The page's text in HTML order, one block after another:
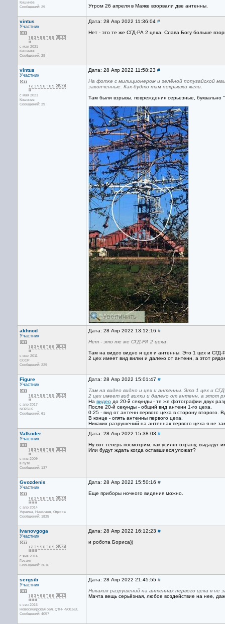
Кишинев
Сообщений: 29
Утром 26 апреля в Маяке взорвали две антенны.
vintus
Участник
с мая 2021
Кишинев
Сообщений: 29
Дата: 28 Апр 2022 11:36:04 #
Нет - это те же СГД-РА 2 цеха. Слава Богу больше
vintus
Участник
с мая 2021
Кишинев
Сообщений: 29
Дата: 28 Апр 2022 11:58:23 #
На фотке с милиционером и зелёной попугайской
закопченные. Как-будто там покрышки жгли.
Там были взрывы, повреждения серьезные, буквально
akhnod
Участник
с июл 2011
CCCP
Сообщений: 229
Дата: 28 Апр 2022 13:12:16 #
Нет - это те же СГД-РА 2 цеха
Там на видео видно и цех и антенны. Это 1 цех и СГД-
2 цех имеет вид вилки и далеко от антенн, а этот
Figure
Участник
с апр 2017
NO26LK
Сообщений: 61
Дата: 28 Апр 2022 15:01:47 #
Там на видео видно и цех и антенны. Это 1 цех и
2 цех имеет вид вилки и далеко от антенн, а этот
На видео до 20-й секунды - те же фотографии двух
После 20-й секунды - общий вид антенн 1-го цеха.
0:25 - вид от антенн первого цеха в сторону
В конце - опять антенны первого цеха.
Никаких разрушений на антеннах первого цеха я не
Valkoder
Участник
с янв 2009
в пути
Сообщений: 137
Дата: 28 Апр 2022 15:38:03 #
Ну вот теперь посмотрим, как усилят охрану, выдадут
Или будут ждать когда оставшиеся уложат?
Gvozdenis
Участник
с апр 2014
Украина, Николаев, Одесса
Сообщений: 1825
Дата: 28 Апр 2022 15:50:16 #
Еще приборы ночного видения можно.
ivanovgoga
Участник
с янв 2014
Грузия
Сообщений: 3616
Дата: 28 Апр 2022 16:12:23 #
и робота Бориса))
sergsib
Участник
с сен 2015
Новосибирская обл. QTH- -NO15UL
Сообщений: 4057
Дата: 28 Апр 2022 21:45:55 #
Никаких разрушений на антеннах первого цеха я
Мачта вещь серьёзная, любое воздействие на нее,